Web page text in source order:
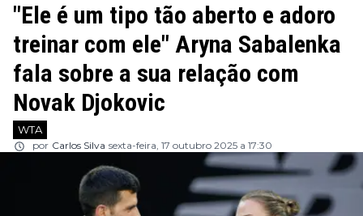
"Ele é um tipo tão aberto e adoro
treinar com ele" Aryna Sabalenka
fala sobre a sua relação com
Novak Djokovic
WTA
por Carlos Silva sexta-feira, 17 outubro 2025 a 17:30